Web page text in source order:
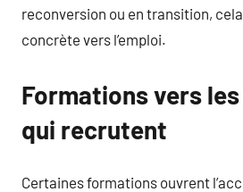
reconversion ou en transition,
concrète vers l’emploi.
Formations vers
qui recrutent
Certaines formations ouvrent